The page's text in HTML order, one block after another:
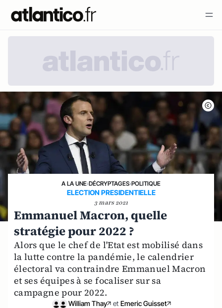
A LA UNE›DÉCRYPTAGES›POLITIQUE
ELECTION PRESIDENTIELLE
3 mars 2021
Emmanuel Macron, quelle
stratégie pour 2022 ?
Alors que le chef de l'Etat est mobilisé dans
la lutte contre la pandémie, le calendrier
électoral va contraindre Emmanuel Macron
et ses équipes à se focaliser sur sa
campagne pour 2022.
William Thay et Emeric Guisset